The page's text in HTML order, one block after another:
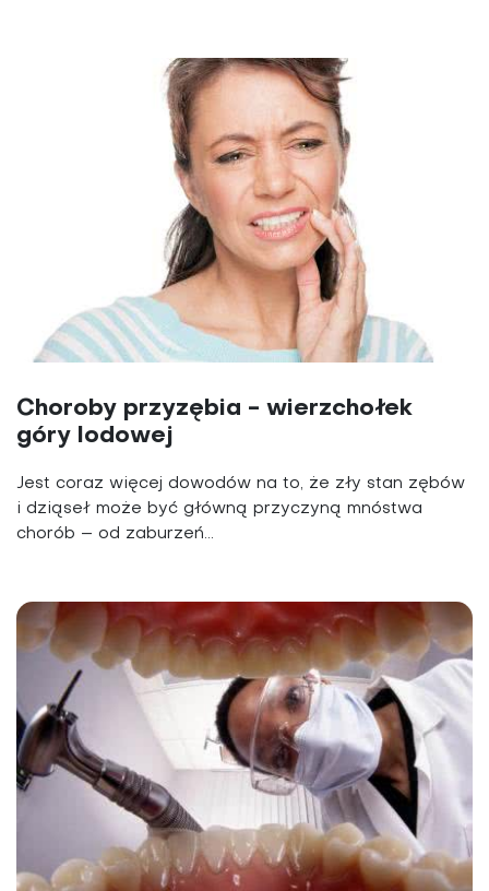
Choroby przyzębia - wierzchołek
góry lodowej
Jest coraz więcej dowodów na to, że zły stan zębów
i dziąseł może być główną przyczyną mnóstwa
chorób – od zaburzeń...